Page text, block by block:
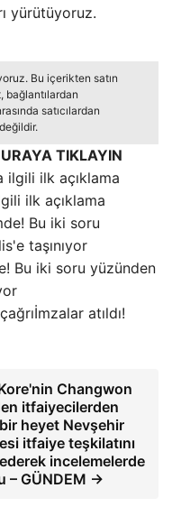
yürütüyoruz.
Bu içerikten satın
satıcılardan
TIKLAYIN
ilk açıklama
Bu iki soru yüzünden
İmzalar atıldı!
Changwon
itfaiyecilerden
heyet Nevşehir
itfaiye teşkilatını
incelemelerde
– GÜNDEM →